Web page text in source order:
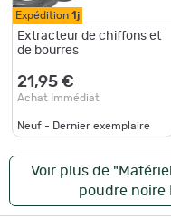
Expédition 1j
Extracteur de chiffons et
de bourres
21,95 €
Achat Immédiat
Neuf - Dernier exemplaire
Voir plus de
poudre noire